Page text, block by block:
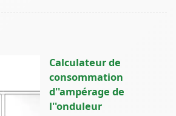
Calculateur de
consommation
d''ampérage de
l''onduleur